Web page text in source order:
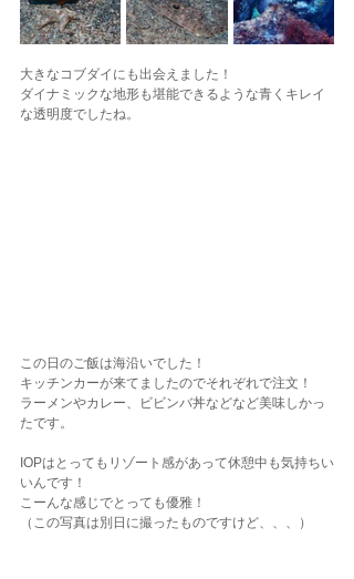
大きなコブダイにも出会えました！
ダイナミックな地形も堪能できるような青くキレイ
な透明度でしたね。
この日のご飯は海沿いでした！
キッチンカーが来てましたのでそれぞれで注文！
ラーメンやカレー、ビビンバ丼などなど美味しかっ
たです。
IOPはとってもリゾート感があって休憩中も気持ちい
いんです！
こーんな感じでとっても優雅！
（この写真は別日に撮ったものですけど、、、）